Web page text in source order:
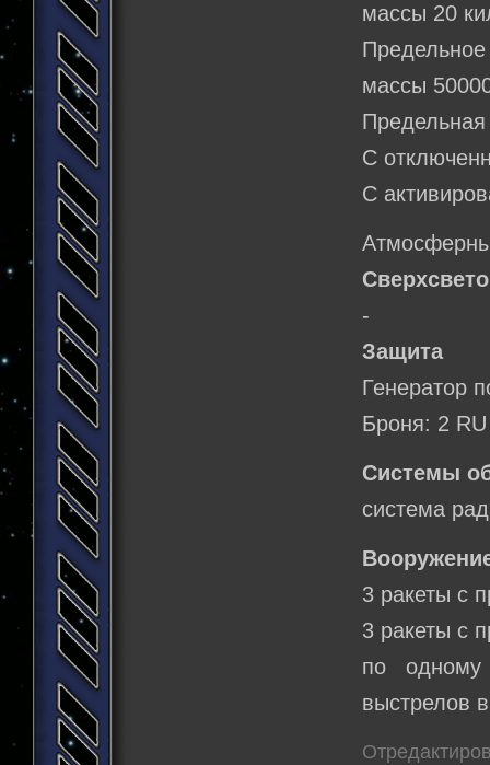
массы 20
массы
Предельная
C
C
-
Защита
Генератор
Броня: 2 RU
Системы
система
3 ракеты с
3 ракеты с
по одному
выстрелов